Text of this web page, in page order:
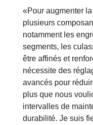
«Pour augmenter
plusieurs
notamment les
segments, les
être affinés et
nécessite des
avancés pour
plus que nous
intervalles de
durabilité. Je suis